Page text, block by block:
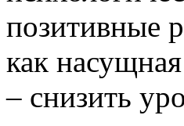
позитивные
как
– снизить